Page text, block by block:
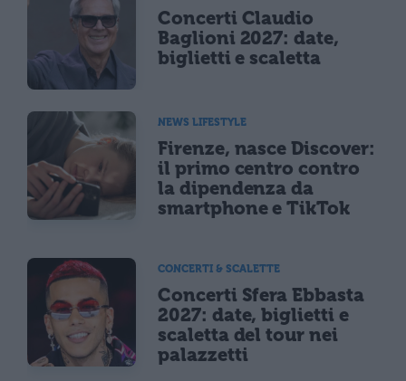
Concerti Claudio
Baglioni 2027: date,
biglietti e scaletta
NEWS LIFESTYLE
Firenze, nasce Discover:
il primo centro contro
la dipendenza da
smartphone e TikTok
CONCERTI & SCALETTE
Concerti Sfera Ebbasta
2027: date, biglietti e
scaletta del tour nei
palazzetti